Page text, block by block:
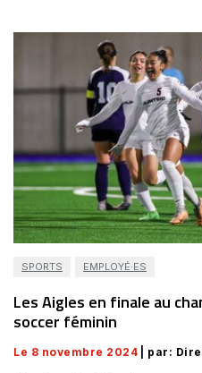
SPORTS EMPLOYÉ·ES
Les Aigles en finale au
soccer féminin
Le 8 novembre 2024 | par: